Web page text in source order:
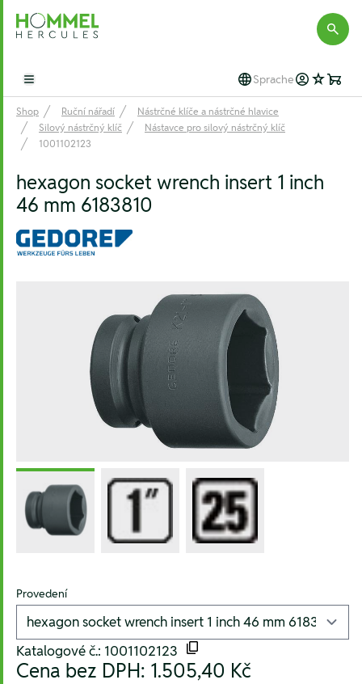
Hommel Hercules
Open main menu Sprache
Shop Ruční nářadí
Nástrčné klíče a nástrčné hlavice
Silový nástrčný klíč
Nástavce pro silový nástrčný klíč
1001102123
hexagon socket wrench insert 1 inch
46 mm 6183810
Provedení
Katalogové č.: 1001102123
Cena bez DPH: 1.505,40 Kč